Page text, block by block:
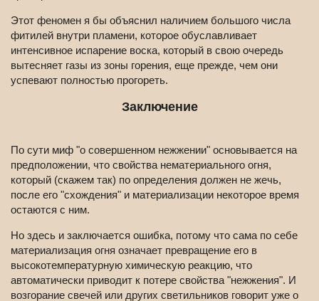
Этот феномен я бы объяснил наличием большого числа
фитилей внутри пламени, которое обуславливает
интенсивное испарение воска, который в свою очередь
вытесняет газы из зоны горения, еще прежде, чем они
успевают полностью прогореть.
Заключение
По сути миф "о совершенном нежжении" основывается на
предположении, что свойства нематериального огня,
который (скажем так) по определения должен не жечь,
после его "схождения" и материализации некоторое время
остаются с ним.
Но здесь и заключается ошибка, потому что сама по себе
материализация огня означает превращение его в
высокотемпературную химическую реакцию, что
автоматически приводит к потере свойства "нежжения". И
возгорание свечей или других светильников говорит уже о